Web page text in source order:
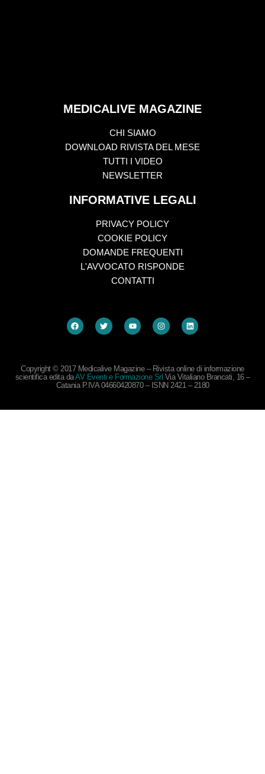
MEDICALIVE MAGAZINE
CHI SIAMO
DOWNLOAD RIVISTA DEL MESE
TUTTI I VIDEO
NEWSLETTER
INFORMATIVE LEGALI
PRIVACY POLICY
COOKIE POLICY
DOMANDE FREQUENTI
L'AVVOCATO RISPONDE
CONTATTI
Copyright © 2017 Medicalive Magazine – Rivista online di informazione
scientifica edita daAV Eventi e Formazione Srl Via Vitaliano Brancati, 16 –
Catania P.IVA 04660420870 – ISNN 2421 – 2180